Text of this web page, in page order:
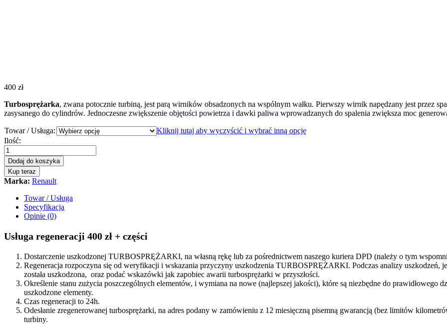
400 zł
Turbosprężarka, zwana potocznie turbiną, jest parą wirników obsadzonych na wspólnym wałku. Pierwszy wirnik napędzany jest przez
zasysanego do cylindrów. Jednoczesne zwiększenie objętości powietrza i dawki paliwa wprowadzanych do spalenia zwiększa moc
Towar / Usługa:
Kliknij tutaj aby wyczyścić i wybrać inną opcję
Turbosprężarka
turbina
Renault
Megane
II
106KM
8200204572
Ilość:
Dodaj do koszyka
Kup teraz
Marka: Renault
Towar / Usługa
Specyfikacja
Opinie (0)
Usługa regeneracji 400 zł + części
Dostarczenie uszkodzonej TURBOSPRĘŻARKI, na własną rękę lub za pośrednictwem naszego kuriera DPD (należy o tym
Regeneracja rozpoczyna się od weryfikacji i wskazania przyczyny uszkodzenia TURBOSPRĘŻARKI. Podczas analizy uszkodzeń,
została uszkodzona, oraz podać wskazówki jak zapobiec awarii turbosprężarki w przyszłości.
Określenie stanu zużycia poszczególnych elementów, i wymiana na nowe (najlepszej jakości), które są niezbędne do prawidłowego
uszkodzone elementy.
Czas regeneracji to 24h.
Odesłanie zregenerowanej turbosprężarki, na adres podany w zamówieniu z 12 miesięczną pisemną gwarancją (bez limitów
turbiny.